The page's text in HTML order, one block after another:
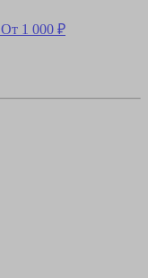
От 1 000 ₽